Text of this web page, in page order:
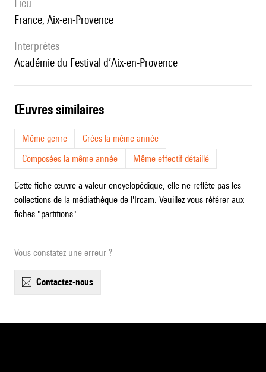
lieu
France, Aix-en-Provence
interprètes
Académie du Festival d’Aix-en-Provence
œuvres similaires
Même genre
Crées la même année
Composées la même année
Même effectif détaillé
Cette fiche œuvre a valeur encyclopédique, elle ne reflète pas les
collections de la médiathèque de l'Ircam. Veuillez vous référer aux
fiches "partitions".
Vous constatez une erreur ?
contactez-nous